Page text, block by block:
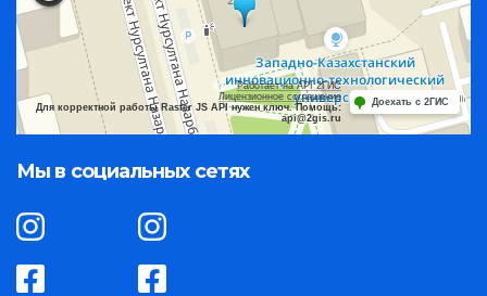
Работает на API 2ГИС
Лицензионное соглашение
Для корректной работы Raster JS API нужен ключ. Помощь:
api@2gis.ru
Доехать с 2ГИС
Мы в социальных сетях